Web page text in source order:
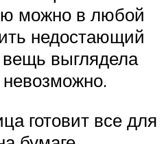
можно в любой
недостающий
вещь выглядела
готовит все для